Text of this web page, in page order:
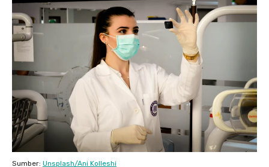
Sumber: Unsplash/Ani Kolleshi